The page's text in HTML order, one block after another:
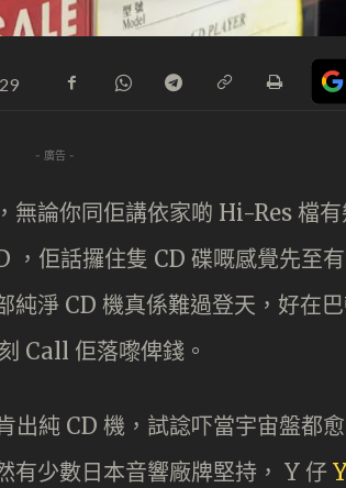
- 廣告 -
無論你同佢講依家啲 Hi-Res 檔
佢話攞住隻 CD 碟嘅感覺先至
純淨 CD 機真係難過登天，好在
Call 佢落嚟俾錢。
出純 CD 機，試諗吓當宇宙盤都
有少數日本音響廠牌堅持， Y 仔